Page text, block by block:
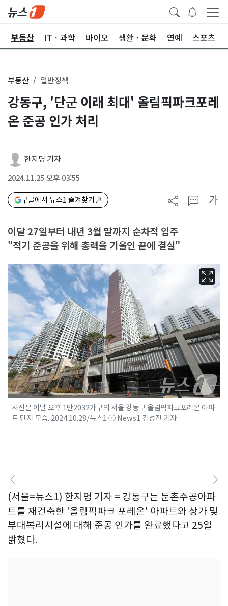
부동산 ITㆍ과학 바이오 생활ㆍ문화 연예 스포츠
부동산 일반정책
강동구, '단군 이래 최대' 올림픽파크포레
온 준공 인가 처리
한지명 기자
2024.11.25 오후 03:55
구글에서 뉴스1 즐겨찾기 가
이달 27일부터 내년 3월 말까지 순차적 입주
"적기 준공을 위해 총력을 기울인 끝에 결실"
사진은 이날 오후 1만2032가구의 서울 강동구 올림픽파크포레온 아파
트 단지 모습. 2024.10.28/뉴스1 ⓒ News1 김성진 기자
(서울=뉴스1) 한지명 기자 = 강동구는 둔촌주공아파
트를 재건축한 '올림픽파크 포레온' 아파트와 상가 및
부대복리시설에 대해 준공 인가를 완료했다고 25일
밝혔다.